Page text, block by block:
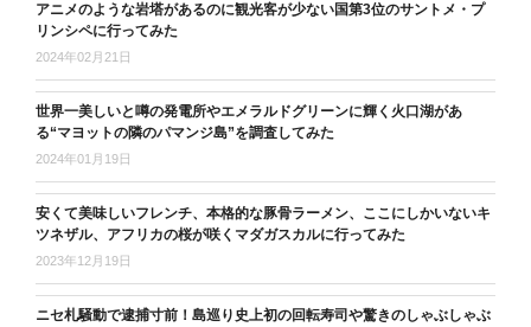
アニメのような岩塔があるのに観光客が少ない国第3位のサントメ・プ
リンシペに行ってみた
2024年02月21日
世界一美しいと噂の発電所やエメラルドグリーンに輝く火口湖があ
る“マヨットの隣のパマンジ島”を調査してみた
2024年01月19日
安くて美味しいフレンチ、本格的な豚骨ラーメン、ここにしかいないキ
ツネザル、アフリカの桜が咲くマダガスカルに行ってみた
2023年12月19日
ニセ札騒動で逮捕寸前！島巡り史上初の回転寿司や驚きのしゃぶしゃぶ